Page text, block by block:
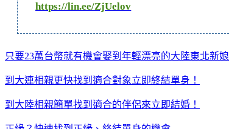
https://lin.ee/ZjUelov
只要23萬台幣就有機會娶到年輕漂亮的大陸東北新娘
到大連相親更快找到適合對象立即終結單身！
到大陸相親簡單找到適合的伴侶來立即結婚！